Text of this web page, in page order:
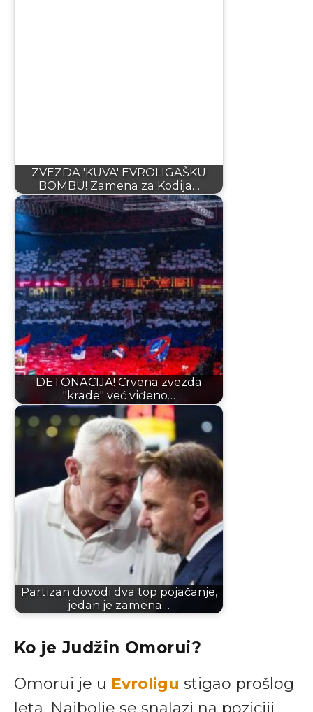
ZVEZDA 'KUVA' EVROLIGAŠKU
BOMBU! Zamena za Kodija…
DETONACIJA! Crvena zvezda
"krade" već viđeno…
Partizan dovodi dva top pojačanje,
jedan je zamena…
Ko je Judžin Omorui?
Omorui je u Evroligu stigao prošlog